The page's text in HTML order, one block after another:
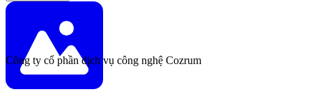
Công ty cổ phần dịch vụ công nghệ Cozrum